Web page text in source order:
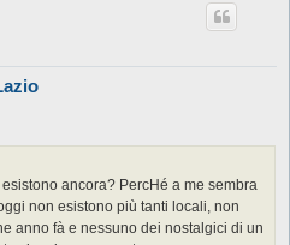
ancora? PercHé a me sembra
non esistono più tanti locali, non
anno fà e nessuno dei nostalgici di un